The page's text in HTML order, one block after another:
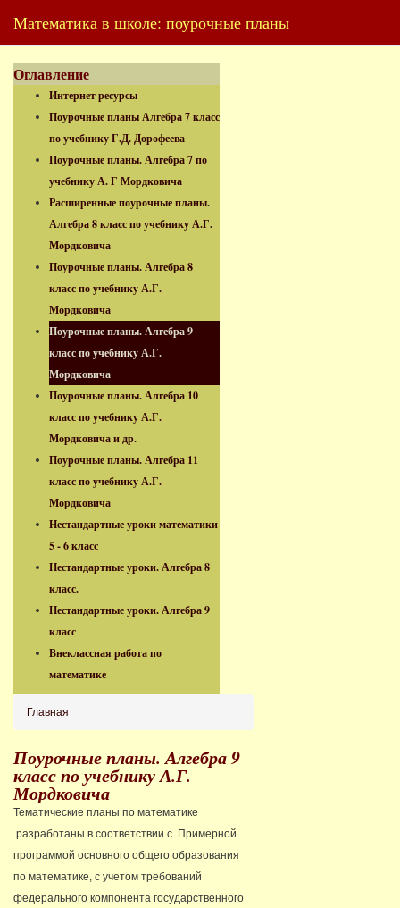
Математика в школе: поурочные планы
Оглавление
Интернет ресурсы
Поурочные планы Алгебра 7 класс
по учебнику Г.Д. Дорофеева
Поурочные планы. Алгебра 7 по
учебнику А. Г Мордковича
Расширенные поурочные планы.
Алгебра 8 класс по учебнику А.Г.
Мордковича
Поурочные планы. Алгебра 8
класс по учебнику А.Г.
Мордковича
Поурочные планы. Алгебра 9
класс по учебнику А.Г.
Мордковича
Поурочные планы. Алгебра 10
класс по учебнику А.Г.
Мордковича и др.
Поурочные планы. Алгебра 11
класс по учебнику А.Г.
Мордковича
Нестандартные уроки математики
5 - 6 класс
Нестандартные уроки. Алгебра 8
класс.
Нестандартные уроки. Алгебра 9
класс
Внеклассная работа по
математике
Главная
Поурочные планы. Алгебра 9
класс по учебнику А.Г.
Мордковича
Тематические планы по математике
разработаны в соответствии с Примерной
программой основного общего образования
по математике, с учетом требований
федерального компонента государственного